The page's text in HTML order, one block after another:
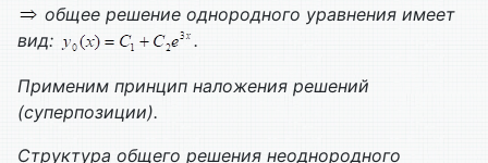
общее решение однородного уравнения имеет
вид:
.
Применим принцип наложения решений
(суперпозиции).
Структура общего решения неоднородного